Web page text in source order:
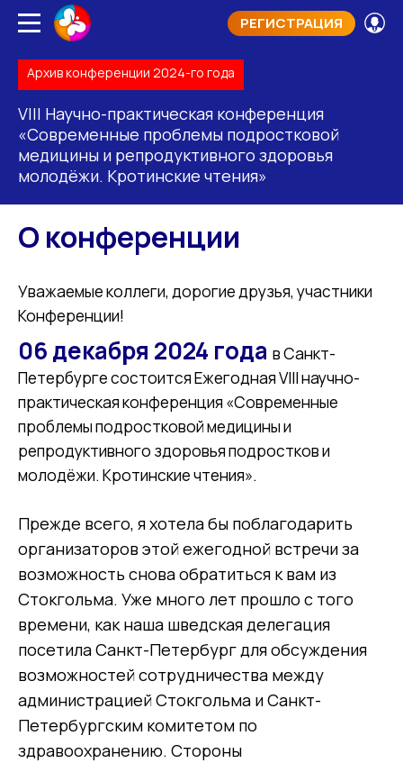
РЕГИСТРАЦИЯ
Архив конференции 2024-го года
VIII Научно-практическая конференция
«Современные проблемы подростковой
медицины и репродуктивного здоровья
молодёжи. Кротинские чтения»
О конференции
Уважаемые коллеги, дорогие друзья, участники
Конференции!
06 декабря 2024 года в Санкт-
Петербурге состоится Ежегодная VIII научно-
практическая конференция «Современные
проблемы подростковой медицины и
репродуктивного здоровья подростков и
молодёжи. Кротинские чтения».
Прежде всего, я хотела бы поблагодарить
организаторов этой ежегодной встречи за
возможность снова обратиться к вам из
Стокгольма. Уже много лет прошло с того
времени, как наша шведская делегация
посетила Санкт-Петербург для обсуждения
возможностей сотрудничества между
администрацией Стокгольма и Санкт-
Петербургским комитетом по
здравоохранению. Стороны